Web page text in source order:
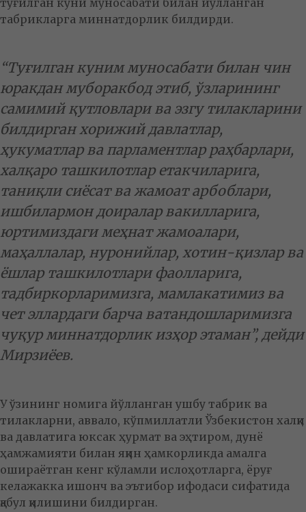
туғилган куни муносабати билан йўлланган
табрикларга миннатдорлик билдирди.
“Туғилган куним муносабати билан чин
юракдан муборакбод этиб, ўзларининг
самимий қутловлари ва эзгу тилакларини
билдирган хорижий давлатлар,
ҳукуматлар ва парламентлар раҳбарлари,
халқаро ташкилотлар етакчиларига,
таниқли сиёсат ва жамоат арбоблари,
ишбилармон доиралар вакилларига,
юртимиздаги меҳнат жамоалари,
маҳаллалар, нуронийлар, хотин-қизлар ва
ёшлар ташкилотлари фаолларига,
тадбиркорларимизга, мамлакатимиз ва
чет эллардаги барча ватандошларимизга
чуқур миннатдорлик изҳор этаман”, дейди
Мирзиёев.
У ўзининг номига йўлланган ушбу табрик ва
тилакларни, аввало, кўпмиллатли Ўзбекистон халқи
ва давлатига юксак ҳурмат ва эҳтиром, дунё
ҳамжамияти билан яқин ҳамкорликда амалга
ошираётган кенг кўламли ислоҳотларга, ёруғ
келажакка ишонч ва эътибор ифодаси сифатида
қабул қилишини билдирган.